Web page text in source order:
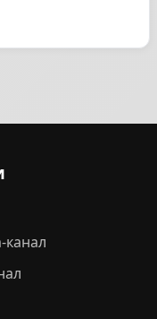
канал